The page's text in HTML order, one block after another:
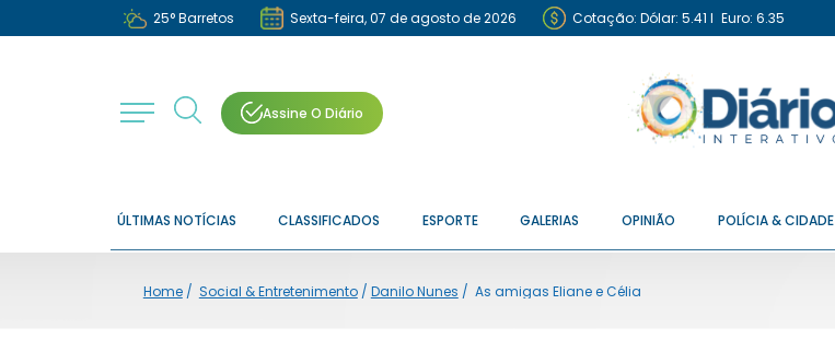
25°Barretos Sexta-feira, 07 de agosto de 2026 Cotação: Dólar: 5.41 I Euro: 6.35
Assine O Diário
ÚLTIMAS NOTÍCIAS CLASSIFICADOS ESPORTE GALERIAS OPINIÃO POLÍCIA & CIDADE
Home/ Social & Entretenimento/ Danilo Nunes / As amigas Eliane e Célia